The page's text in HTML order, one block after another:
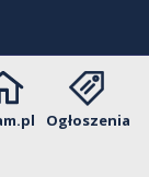
Ogłoszenia